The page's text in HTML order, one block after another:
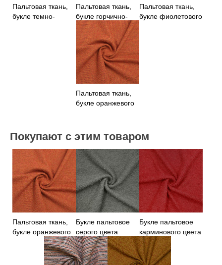
Пальтовая ткань,
букле темно-
Пальтовая ткань,
букле горчично-
красного цвета
Пальтовая ткань,
букле фиолетового
цвета
Пальтовая ткань,
букле оранжевого
Покупают с этим товаром
Пальтовая ткань,
букле оранжевого
Букле пальтовое
серого цвета
Букле пальтовое
карминового цвета